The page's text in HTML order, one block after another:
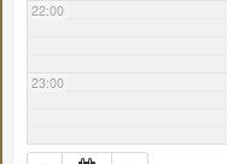
22:00
23:00